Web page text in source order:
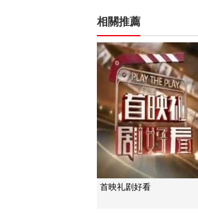
相關推薦
首映礼剧好看